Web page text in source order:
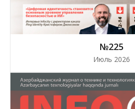
№225
Июль 2026